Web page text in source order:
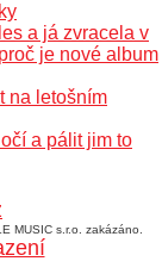
a já zvracela v
je nové album
na letošním
a pálit jim to
MUSIC s.r.o. zakázáno.